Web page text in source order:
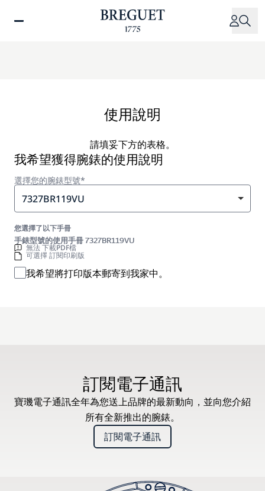
使用說明
請填妥下方的表格。
我希望獲得腕錶的使用說明
選擇您的腕錶型號*
7327BR119VU
您選擇了以下手冊
手錶型號的使用手冊 7327BR119VU
無法 下載PDF檔
可選擇 訂閱印刷版
我希望將打印版本郵寄到我家中。
訂閱電子通訊
寶璣電子通訊全年為您送上品牌的最新動向，並向您介紹
所有全新推出的腕錶。
訂閱電子通訊